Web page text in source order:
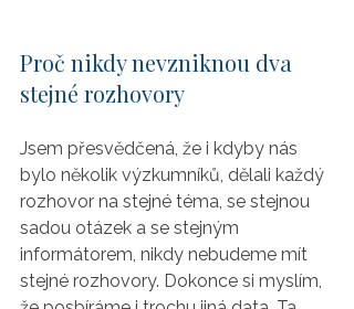
Proč nikdy nevzniknou dva
stejné rozhovory
Jsem přesvědčená, že i kdyby nás
bylo několik výzkumníků, dělali každý
rozhovor na stejné téma, se stejnou
sadou otázek a se stejným
informátorem, nikdy nebudeme mít
stejné rozhovory. Dokonce si myslím,